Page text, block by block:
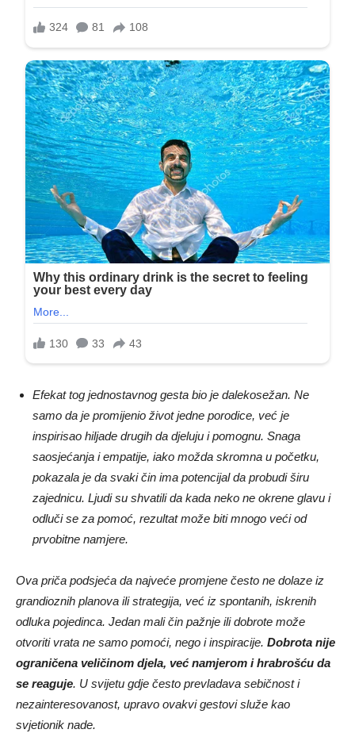
Efekat tog jednostavnog gesta bio je dalekosežan. Ne
samo da je promijenio život jedne porodice, već je
inspirisao hiljade drugih da djeluju i pomognu. Snaga
saosjećanja i empatije, iako možda skromna u početku,
pokazala je da svaki čin ima potencijal da probudi širu
zajednicu. Ljudi su shvatili da kada neko ne okrene glavu i
odluči se za pomoć, rezultat može biti mnogo veći od
prvobitne namjere.
Ova priča podsjeća da najveće promjene često ne dolaze iz
grandioznih planova ili strategija, već iz spontanih, iskrenih
odluka pojedinca. Jedan mali čin pažnje ili dobrote može
otvoriti vrata ne samo pomoći, nego i inspiracije. Dobrota nije
ograničena veličinom djela, već namjerom i hrabrošću da
se reaguje. U svijetu gdje često prevladava sebičnost i
nezainteresovanost, upravo ovakvi gestovi služe kao
svjetionik nade.